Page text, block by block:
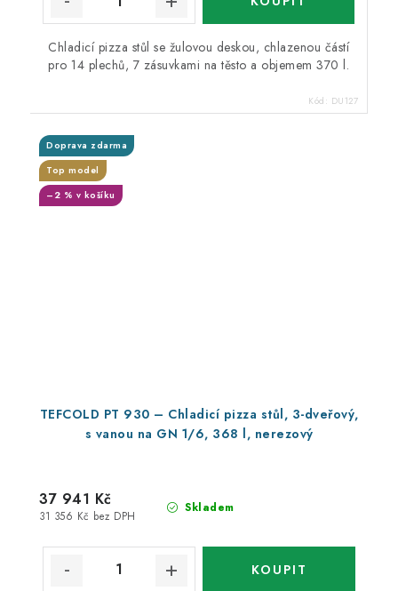
Chladicí pizza stůl se žulovou deskou, chlazenou částí
pro 14 plechů, 7 zásuvkami na těsto a objemem 370 l.
Kód: DU127
TEFCOLD PT 930 – Chladicí pizza stůl, 3-dveřový,
s vanou na GN 1/6, 368 l, nerezový
Doprava zdarma
Top model
–2 % v košíku
Skladem
31 356 Kč bez DPH
37 941 Kč